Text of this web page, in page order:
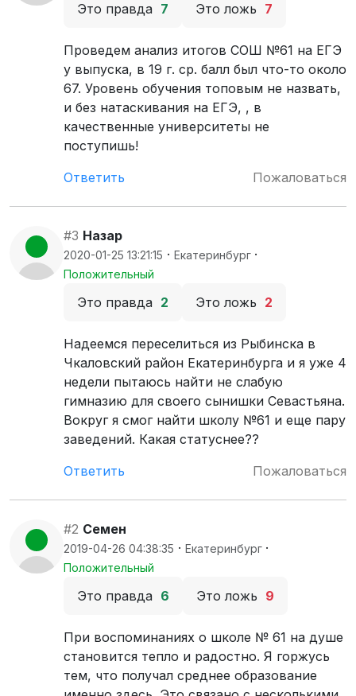
Это правда 7 Это ложь 7
Проведем анализ итогов СОШ №61 на ЕГЭ
у выпуска, в 19 г. ср. балл был что-то около
67. Уровень обучения топовым не назвать,
и без натаскивания на ЕГЭ, , в
качественные университеты не
поступишь!
Ответить
Пожаловаться
#3 Назар
2020-01-25 13:21:15 · Екатеринбург ·
Положительный
Это правда 2 Это ложь 2
Надеемся переселиться из Рыбинска в
Чкаловский район Екатеринбурга и я уже 4
недели пытаюсь найти не слабую
гимназию для своего сынишки Севастьяна.
Вокруг я смог найти школу №61 и еще пару
заведений. Какая статуснее??
Ответить
Пожаловаться
#2 Семен
2019-04-26 04:38:35 · Екатеринбург ·
Положительный
Это правда 6 Это ложь 9
При воспоминаниях о школе № 61 на душе
становится тепло и радостно. Я горжусь
тем, что получал среднее образование